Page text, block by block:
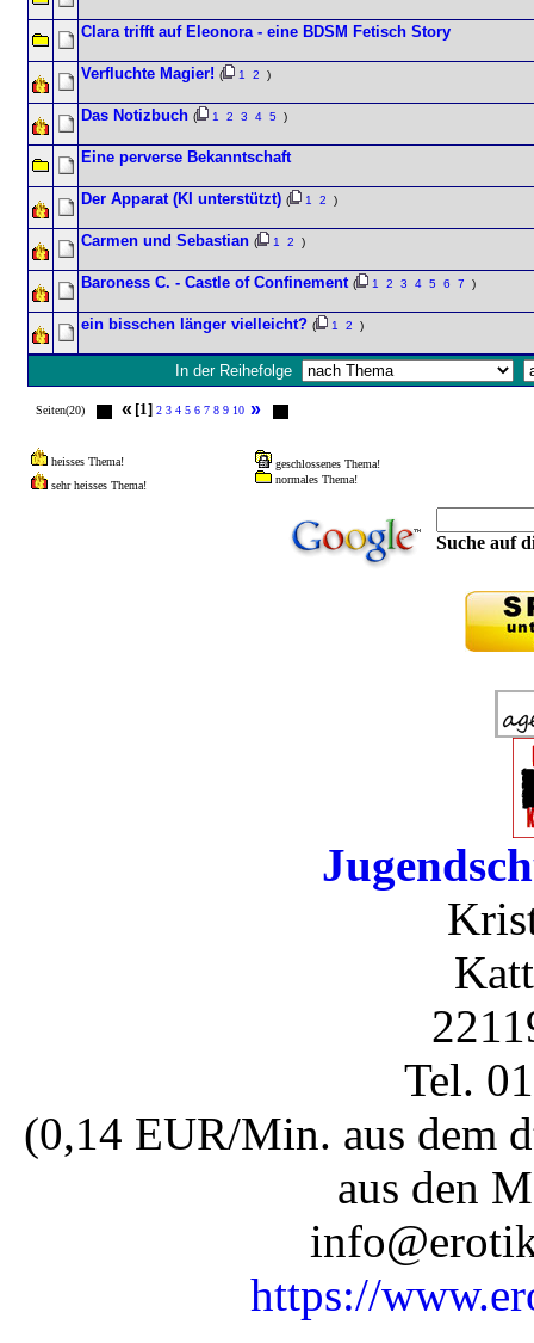
Clara trifft auf Eleonora - eine BDSM Fetisch Story
Verfluchte Magier! ( 1 2 )
Das Notizbuch ( 1 2 3 4 5 )
Eine perverse Bekanntschaft
Der Apparat (KI unterstützt) ( 1 2 )
Carmen und Sebastian ( 1 2 )
Baroness C. - Castle of Confinement ( 1 2 3 4 5 6 7 )
ein bisschen länger vielleicht? ( 1 2 )
In der Reihefolge
Seiten(20) « [1] 2 3 4 5 6 7 8 9 10 »
heisses Thema!
sehr heisses Thema!
geschlossenes Thema!
normales Thema!
Suche auf
Tel.
(0,14 EUR/Min. aus dem
aus den
https://